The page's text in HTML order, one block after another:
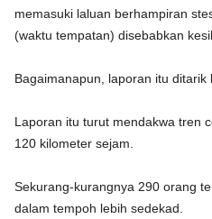
memasuki laluan berhampiran
(waktu tempatan) disebabkan
Bagaimanapun, laporan itu ditarik
Laporan itu turut mendakwa tren
120 kilometer sejam.
Sekurang-kurangnya 290 orang
dalam tempoh lebih sedekad.